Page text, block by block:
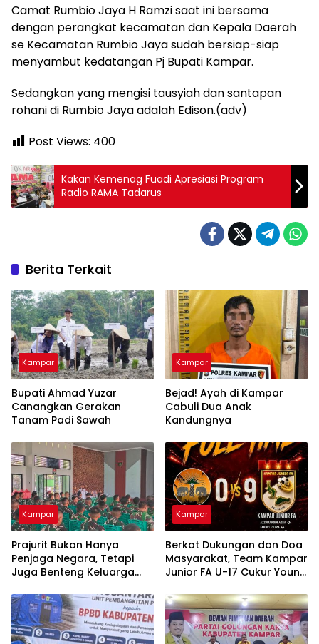
Camat Rumbio Jaya H Ramzi saat ini bersama
dengan perangkat kecamatan dan Kepala Daerah
se Kecamatan Rumbio Jaya sudah bersiap-siap
menyambut kedatangan Pj Bupati Kampar.
Sedangkan yang mengisi tausyiah dan santapan
rohani di Rumbio Jaya adalah Edison.(adv)
Post Views: 400
Kakan Kemenag Fuadi Apresiasi Program
Radio RAMA Tadarus
Berita Terkait
Kampar
Bupati Ahmad Yuzar
Canangkan Gerakan
Tanam Padi Sawah
Kampar
Bejad! Ayah di Kampar
Cabuli Dua Anak
Kandungnya
Kampar
Prajurit Bukan Hanya
Penjaga Negara, Tetapi
Juga Benteng Keluarga
Kampar
Berkat Dukungan dan Doa
Masyarakat, Team Kampar
Junior FA U-17 Cukur Young
Soeratin